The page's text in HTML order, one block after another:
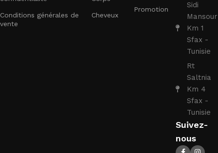
Conditions générales de
vente
Cheveux
Promotion
Sidi
Mansour
Km 1
Sfax -
Tunisie
Rt
Saltnia
Km 4
Sfax -
Tunisie
Suivez-
nous